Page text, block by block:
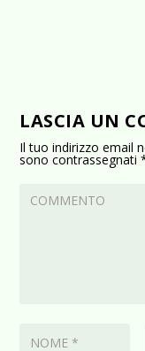
LASCIA UN
Il tuo indirizzo email
sono contrassegnati